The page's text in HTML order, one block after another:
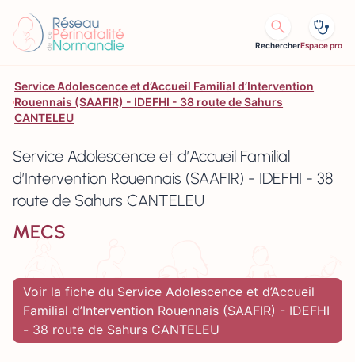
RechercherEspace pro
Service Adolescence et d’Accueil Familial d’Intervention
Rouennais (SAAFIR) - IDEFHI - 38 route de Sahurs
CANTELEU
Service Adolescence et d’Accueil Familial
d’Intervention Rouennais (SAAFIR) - IDEFHI - 38
route de Sahurs CANTELEU
MECS
Voir la fiche du Service Adolescence et d’Accueil
Familial d’Intervention Rouennais (SAAFIR) - IDEFHI
- 38 route de Sahurs CANTELEU